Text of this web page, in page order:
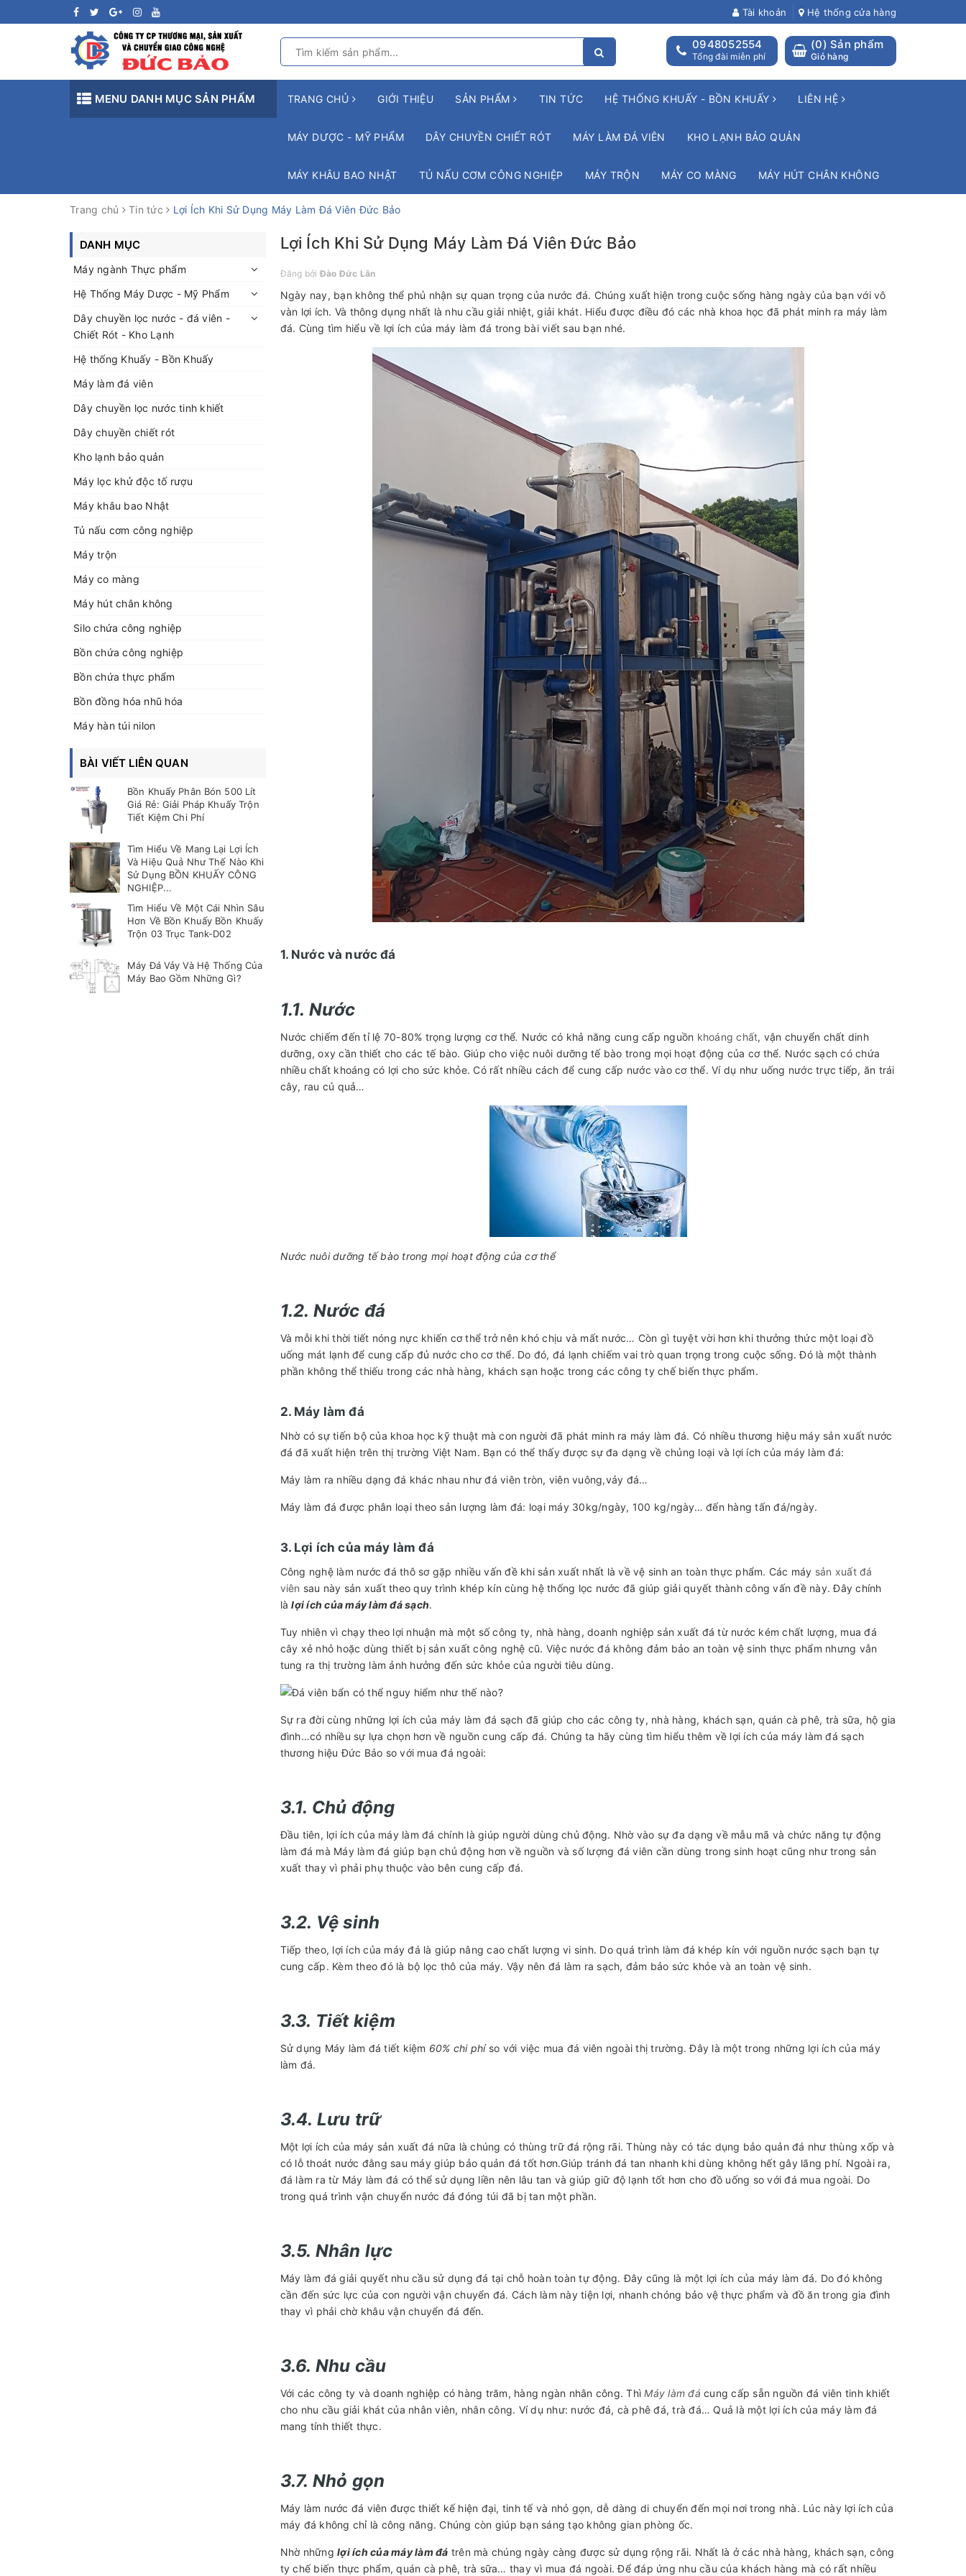
Tài khoản Hệ thống cửa hàng
(0) Sản phẩm
Giỏ hàng
0948052554
Tổng đài miễn phí
MENU DANH MỤC SẢN PHẨM TRANG CHỦ GIỚI THIỆU SẢN PHẨM TIN TỨC HỆ THỐNG KHUẤY - BỒN KHUẤY LIÊN HỆ
MÁY DƯỢC - MỸ PHẨM DÂY CHUYỀN CHIẾT RÓT MÁY LÀM ĐÁ VIÊN KHO LẠNH BẢO QUẢN
MÁY KHÂU BAO NHẬT TỦ NẤU CƠM CÔNG NGHIỆP MÁY TRỘN MÁY CO MÀNG MÁY HÚT CHÂN KHÔNG
Trang chủ Tin tức Lợi Ích Khi Sử Dụng Máy Làm Đá Viên Đức Bảo
Lợi Ích Khi Sử Dụng Máy Làm Đá Viên Đức Bảo
Đăng bởiĐào Đức Lân
Ngày nay, bạn không thể phủ nhận sự quan trọng của nước đá. Chúng xuất hiện trong cuộc sống hàng ngày của bạn với vô
vàn lợi ích. Và thông dụng nhất là nhu cầu giải nhiệt, giải khát. Hiểu được điều đó các nhà khoa học đã phát minh ra máy làm
đá. Cùng tìm hiểu về lợi ích của máy làm đá trong bài viết sau bạn nhé.
1. Nước và nước đá
1.1. Nước
Nước chiếm đến tỉ lệ 70-80% trọng lượng cơ thể. Nước có khả năng cung cấp nguồn khoáng chất, vận chuyển chất dinh
dưỡng, oxy cần thiết cho các tế bào. Giúp cho việc nuôi dưỡng tế bào trong mọi hoạt động của cơ thể. Nước sạch có chứa
nhiều chất khoáng có lợi cho sức khỏe. Có rất nhiều cách để cung cấp nước vào cơ thể. Ví dụ như uống nước trực tiếp, ăn trái
cây, rau củ quả…
Nước nuôi dưỡng tế bào trong mọi hoạt động của cơ thể
1.2. Nước đá
Và mỗi khi thời tiết nóng nực khiến cơ thể trở nên khó chịu và mất nước… Còn gì tuyệt vời hơn khi thưởng thức một loại đồ
uống mát lạnh để cung cấp đủ nước cho cơ thể. Do đó, đá lạnh chiếm vai trò quan trọng trong cuộc sống. Đó là một thành
phần không thể thiếu trong các nhà hàng, khách sạn hoặc trong các công ty chế biến thực phẩm.
2. Máy làm đá
Nhờ có sự tiến bộ của khoa học kỹ thuật mà con người đã phát minh ra máy làm đá. Có nhiều thương hiệu máy sản xuất nước
đá đã xuất hiện trên thị trường Việt Nam. Bạn có thể thấy được sự đa dạng về chủng loại và lợi ích của máy làm đá:
Máy làm ra nhiều dạng đá khác nhau như đá viên tròn, viên vuông,vảy đá…
Máy làm đá được phân loại theo sản lượng làm đá: loại máy 30kg/ngày, 100 kg/ngày… đến hàng tấn đá/ngày.
3. Lợi ích của máy làm đá
Công nghệ làm nước đá thô sơ gặp nhiều vấn đề khi sản xuất nhất là về vệ sinh an toàn thực phẩm. Các máy sản xuất đá
viên sau này sản xuất theo quy trình khép kín cùng hệ thống lọc nước đã giúp giải quyết thành công vấn đề này. Đây chính
làlợi ích của máy làm đá sạch.
Tuy nhiên vì chạy theo lợi nhuận mà một số công ty, nhà hàng, doanh nghiệp sản xuất đá từ nước kém chất lượng, mua đá
cây xẻ nhỏ hoặc dùng thiết bị sản xuất công nghệ cũ. Việc nước đá không đảm bảo an toàn vệ sinh thực phẩm nhưng vẫn
tung ra thị trường làm ảnh hưởng đến sức khỏe của người tiêu dùng.
Sự ra đời cùng những lợi ích của máy làm đá sạch đã giúp cho các công ty, nhà hàng, khách sạn, quán cà phê, trà sữa, hộ gia
đình…có nhiều sự lựa chọn hơn về nguồn cung cấp đá. Chúng ta hãy cùng tìm hiểu thêm về lợi ích của máy làm đá sạch
thương hiệu Đức Bảo so với mua đá ngoài:
3.1. Chủ động
Đầu tiên, lợi ích của máy làm đá chính là giúp người dùng chủ động. Nhờ vào sự đa dạng về mẫu mã và chức năng tự động
làm đá mà Máy làm đá giúp bạn chủ động hơn về nguồn và số lượng đá viên cần dùng trong sinh hoạt cũng như trong sản
xuất thay vì phải phụ thuộc vào bên cung cấp đá.
3.2. Vệ sinh
Tiếp theo, lợi ích của máy đá là giúp nâng cao chất lượng vi sinh. Do quá trình làm đá khép kín với nguồn nước sạch bạn tự
cung cấp. Kèm theo đó là bộ lọc thô của máy. Vậy nên đá làm ra sạch, đảm bảo sức khỏe và an toàn vệ sinh.
3.3. Tiết kiệm
Sử dụng Máy làm đá tiết kiệm 60% chi phíso với việc mua đá viên ngoài thị trường. Đây là một trong những lợi ích của máy
làm đá.
3.4. Lưu trữ
Một lợi ích của máy sản xuất đá nữa là chúng có thùng trữ đá rộng rãi. Thùng này có tác dụng bảo quản đá như thùng xốp và
có lỗ thoát nước đằng sau máy giúp bảo quản đá tốt hơn.Giúp tránh đá tan nhanh khi dùng không hết gây lãng phí. Ngoài ra,
đá làm ra từ Máy làm đá có thể sử dụng liền nên lâu tan và giúp giữ độ lạnh tốt hơn cho đồ uống so với đá mua ngoài. Do
trong quá trình vận chuyển nước đá đóng túi đã bị tan một phần.
3.5. Nhân lực
Máy làm đá giải quyết nhu cầu sử dụng đá tại chỗ hoàn toàn tự động. Đây cũng là một lợi ích của máy làm đá. Do đó không
cần đến sức lực của con người vận chuyển đá. Cách làm này tiện lợi, nhanh chóng bảo vệ thực phẩm và đồ ăn trong gia đình
thay vì phải chờ khâu vận chuyển đá đến.
3.6. Nhu cầu
Với các công ty và doanh nghiệp có hàng trăm, hàng ngàn nhân công. ThìMáy làm đá cung cấp sẵn nguồn đá viên tinh khiết
cho nhu cầu giải khát của nhân viên, nhân công. Ví dụ như: nước đá, cà phê đá, trà đá… Quả là một lợi ích của máy làm đá
mang tính thiết thực.
3.7. Nhỏ gọn
Máy làm nước đá viên được thiết kế hiện đại, tinh tế và nhỏ gọn, dễ dàng di chuyển đến mọi nơi trong nhà. Lúc này lợi ích của
máy đá không chỉ là công năng. Chúng còn giúp bạn sáng tạo không gian phòng ốc.
Nhờ những lợi ích của máy làm đá trên mà chúng ngày càng được sử dụng rộng rãi. Nhất là ở các nhà hàng, khách sạn, công
ty chế biến thực phẩm, quán cà phê, trà sữa… thay vì mua đá ngoài. Để đáp ứng nhu cầu của khách hàng mà có rất nhiều
DANH MỤC
Máy ngành Thực phẩm
Hệ Thống Máy Dược - Mỹ Phẩm
Dây chuyền lọc nước - đá viên -
Chiết Rót - Kho Lạnh
Hệ thống Khuấy - Bồn Khuấy
Máy làm đá viên
Dây chuyền lọc nước tinh khiết
Dây chuyền chiết rót
Kho lạnh bảo quản
Máy lọc khử độc tố rượu
Máy khâu bao Nhật
Tủ nấu cơm công nghiệp
Máy trộn
Máy co màng
Máy hút chân không
Silo chứa công nghiệp
Bồn chứa công nghiệp
Bồn chứa thực phẩm
Bồn đồng hóa nhũ hóa
Máy hàn túi nilon
BÀI VIẾT LIÊN QUAN
Bồn Khuấy Phân Bón 500 Lít
Giá Rẻ: Giải Pháp Khuấy Trộn
Tiết Kiệm Chi Phí
Tìm Hiểu Về Mang Lại Lợi Ích
Và Hiệu Quả Như Thế Nào Khi
Sử Dụng BỒN KHUẤY CÔNG
NGHIỆP...
Tìm Hiểu Về Một Cái Nhìn Sâu
Hơn Về Bồn Khuấy Bồn Khuấy
Trộn 03 Trục Tank-D02
Máy Đá Vảy Và Hệ Thống Của
Máy Bao Gồm Những Gì?